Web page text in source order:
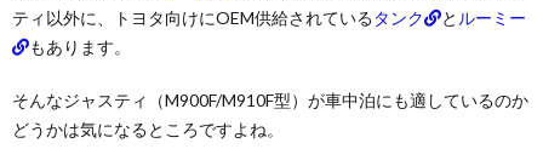
ティ以外に、トヨタ向けにOEM供給されているタンク と ルーミー
もあります。
そんなジャスティ（M900F/M910F型）が車中泊にも適しているのか
どうかは気になるところですよね。